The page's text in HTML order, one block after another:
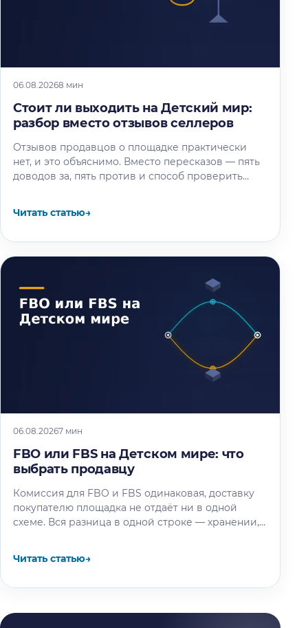
06.08.20268 мин
Стоит ли выходить на Детский мир:
разбор вместо отзывов селлеров
Отзывов продавцов о площадке практически
нет, и это объяснимо. Вместо пересказов — пять
доводов за, пять против и способ проверить
Читать статью→
06.08.20267 мин
FBO или FBS на Детском мире: что
выбрать продавцу
Комиссия для FBO и FBS одинаковая, доставку
покупателю площадка не отдаёт ни в одной
схеме. Вся разница в одной строке — хранении,
Читать статью→